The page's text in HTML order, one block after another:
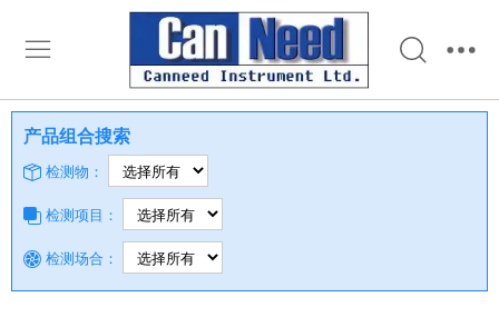
产品组合搜索
检测物：
检测项目：
检测场合：